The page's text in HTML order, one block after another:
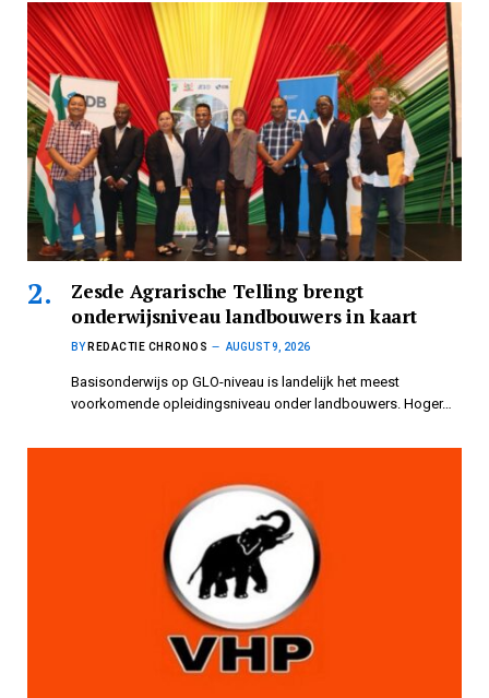
Zesde Agrarische Telling brengt
onderwijsniveau landbouwers in kaart
BY REDACTIE CHRONOS AUGUST 9, 2026
Basisonderwijs op GLO-niveau is landelijk het meest
voorkomende opleidingsniveau onder landbouwers. Hoger…